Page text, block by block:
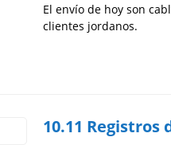
El envío de hoy son
clientes jordanos.
10.11 Registros